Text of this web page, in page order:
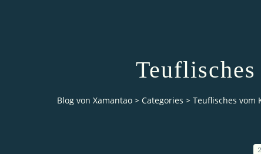
Blog von Xamantao > Categories > Teuflisches vom